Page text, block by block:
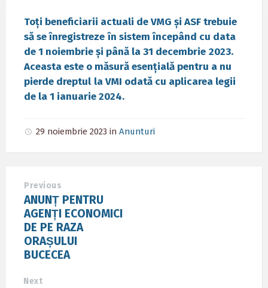
Toți beneficiarii actuali de VMG și ASF trebuie
să se înregistreze în sistem începând cu data
de 1 noiembrie și până la 31 decembrie 2023.
Aceasta este o măsură esențială pentru a nu
pierde dreptul la VMI odată cu aplicarea legii
de la 1 ianuarie 2024.
29 noiembrie 2023 in Anunturi
Previous
ANUNȚ PENTRU
AGENȚI ECONOMICI
DE PE RAZA
ORAȘULUI
BUCECEA
Next